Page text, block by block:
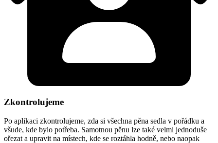
Zkontrolujeme
Po aplikaci zkontrolujeme, zda si všechna pěna sedla v pořádku a
všude, kde bylo potřeba. Samotnou pěnu lze také velmi jednoduše
ořezat a upravit na místech, kde se roztáhla hodně, nebo naopak